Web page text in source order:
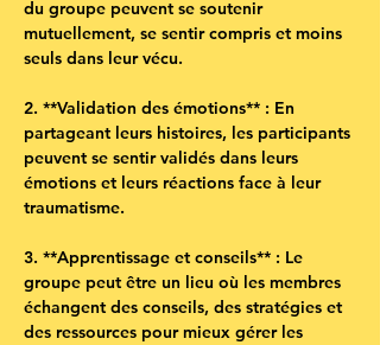
du groupe peuvent se soutenir
mutuellement, se sentir compris et moins
seuls dans leur vécu.
2. **Validation des émotions** : En
partageant leurs histoires, les participants
peuvent se sentir validés dans leurs
émotions et leurs réactions face à leur
traumatisme.
3. **Apprentissage et conseils** : Le
groupe peut être un lieu où les membres
échangent des conseils, des stratégies et
des ressources pour mieux gérer les